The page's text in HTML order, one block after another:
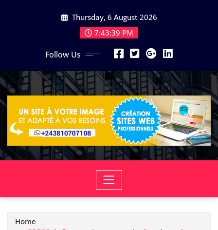
Thursday, 6 August 2026
7:43:40 PM
Follow Us
Home